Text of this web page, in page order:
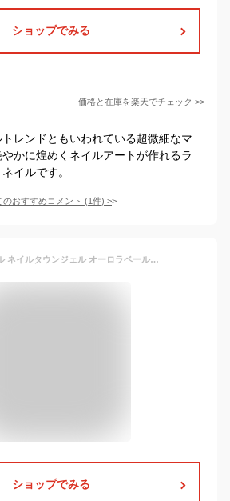
ショップでみる
価格と在庫を楽天でチェック >>
レンドともいわれている超微細なマ
かに煌めくネイルアートが作れるラ
イルです。
のおすすめコメント (1件) >
マグネットネイル ネイルタウンジェル オーロラベールシリーズ 黒くなりにくい 全9色 約3g入り カラージェル ビー玉ネイル ジェルネイル
ショップでみる